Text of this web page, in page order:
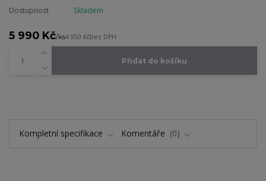
Dostupnost Skladem
5 990 Kč/ks4 950 Kčbez DPH
Přidat do košíku
Kompletní specifikace Komentáře 0